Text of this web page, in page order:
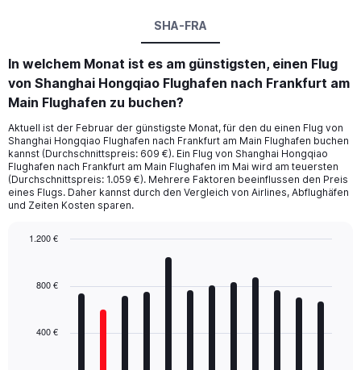
SHA-FRA
In welchem Monat ist es am günstigsten, einen Flug
von Shanghai Hongqiao Flughafen nach Frankfurt am
Main Flughafen zu buchen?
Aktuell ist der Februar der günstigste Monat, für den du einen Flug von
Shanghai Hongqiao Flughafen nach Frankfurt am Main Flughafen buchen
kannst (Durchschnittspreis: 609 €). Ein Flug von Shanghai Hongqiao
Flughafen nach Frankfurt am Main Flughafen im Mai wird am teuersten
(Durchschnittspreis: 1.059 €). Mehrere Faktoren beeinflussen den Preis
eines Flugs. Daher kannst durch den Vergleich von Airlines, Abflughäfen
und Zeiten Kosten sparen.
with
The400 €
800 €
1.200 €